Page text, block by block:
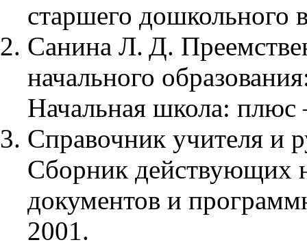
старшего дошкольного
Санина Л. Д.
начального
Начальная школа:
Справочник учителя и
Сборник действующих
документов и
2001.